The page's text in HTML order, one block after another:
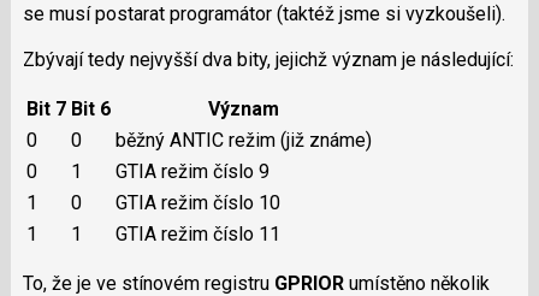
se musí postarat programátor (taktéž jsme si vyzkoušeli).
Zbývají tedy nejvyšší dva bity, jejichž význam je následující:
Bit 7 Bit 6
Význam
0
0
běžný ANTIC režim (již známe)
0
1
GTIA režim číslo 9
1
0
GTIA režim číslo 10
1
1 GTIA režim číslo 11
To, že je ve stínovém registru GPRIORumístěno několik